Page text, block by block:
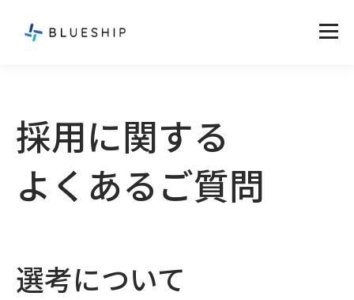
採用に関する
よくあるご質問
選考について